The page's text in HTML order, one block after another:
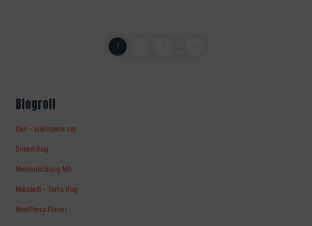
1 ...
Blogroll
Dan – pixelspace.org
Dilbert Blog
Medienbildung MD
Moosbett – Toms Blog
WordPress Planet